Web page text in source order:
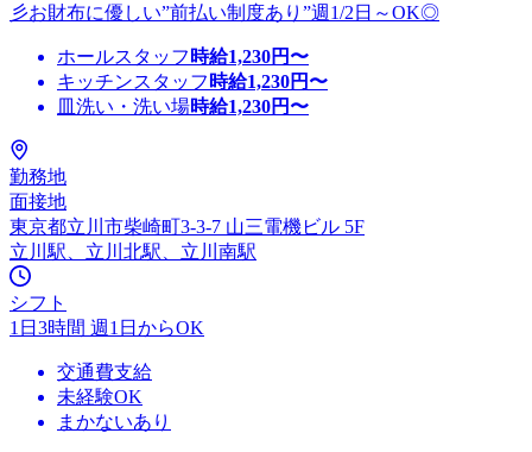
彡お財布に優しい”前払い制度あり”週1/2日～OK◎
ホールスタッフ 時給1,230円〜
キッチンスタッフ 時給1,230円〜
皿洗い・洗い場時給1,230円〜
勤務地
面接地
東京都立川市柴崎町3-3-7 山三電機ビル 5F
立川駅、立川北駅、立川南駅
シフト
1日3時間 週1日からOK
交通費支給
未経験OK
まかないあり